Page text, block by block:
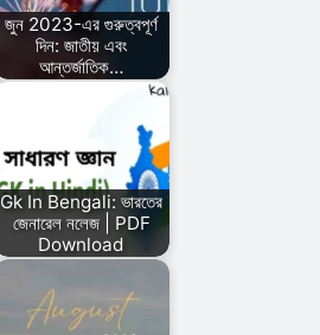
জুন 2023-এর গুরুত্বপূর্ণ
দিন: জাতীয় এবং
আন্তর্জাতিক…
Gk In Bengali: ভারতের
জেনারেল নলেজ | PDF
Download